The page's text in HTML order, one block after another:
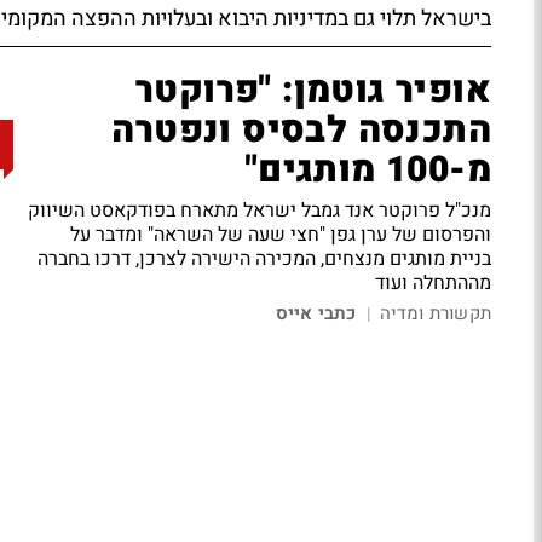
בישראל תלוי גם במדיניות היבוא ובעלויות ההפצה
אופיר גוטמן: "פרוקטר
התכנסה לבסיס ונפטרה
מ-100 מותגים"
מנכ"ל פרוקטר אנד גמבל ישראל מתארח בפודקאסט השיווק
והפרסום של ערן גפן "חצי שעה של השראה" ומדבר על
בניית מותגים מנצחים, המכירה הישירה לצרכן, דרכו בחברה
מההתחלה ועוד
תקשורת ומדיה | כתבי אייס